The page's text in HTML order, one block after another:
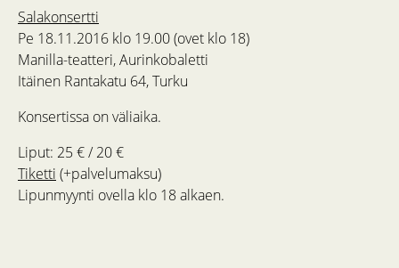
Salakonsertti
Pe 18.11.2016 klo 19.00 (ovet klo 18)
Manilla-teatteri, Aurinkobaletti
Itäinen Rantakatu 64, Turku
Konsertissa on väliaika.
Liput: 25 € / 20 €
Tiketti (+palvelumaksu)
Lipunmyynti ovella klo 18 alkaen.